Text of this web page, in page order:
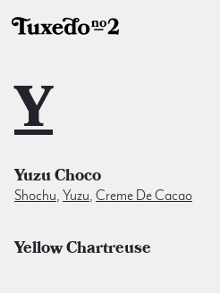
Y
Yuzu Choco
Shochu, Yuzu, Creme De Cacao
Yellow Chartreuse